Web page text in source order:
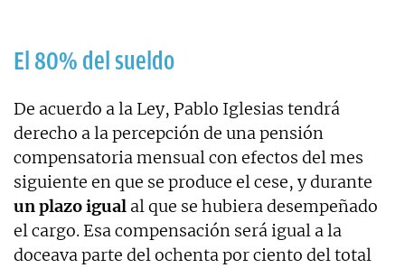
El 80% del sueldo
De acuerdo a la Ley, Pablo Iglesias tendrá
derecho a la percepción de una pensión
compensatoria mensual con efectos del mes
siguiente en que se produce el cese, y durante
un plazo igual al que se hubiera desempeñado
el cargo. Esa compensación será igual a la
doceava parte del ochenta por ciento del total